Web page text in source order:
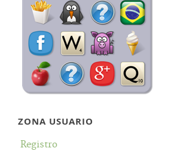
ZONA USUARIO
Registro